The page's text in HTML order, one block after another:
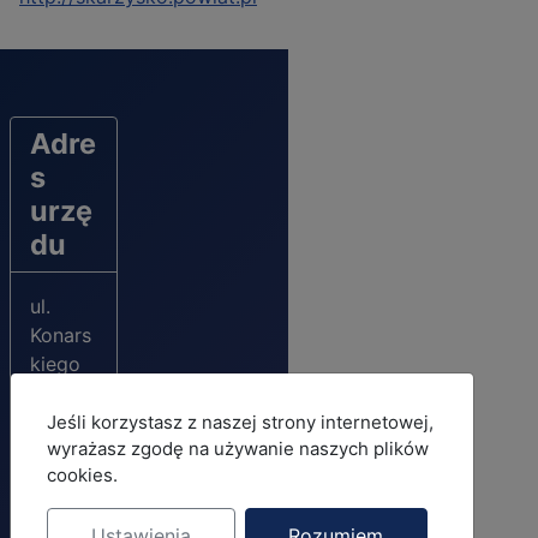
Adre
s
urzę
du
ul.
Konars
kiego
26-110
Skarży
sko-
Kamien
N
a
MOD_JBCOOKIES_LANG_HEADER_DEFAULT
Jeśli korzystasz z naszej strony internetowej,
wyrażasz zgodę na używanie naszych plików
cookies.